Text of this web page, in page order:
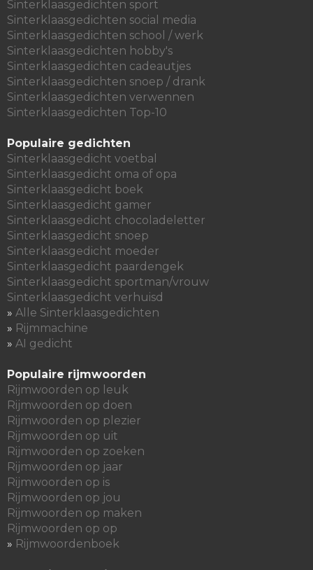
Sinterklaasgedichten sport
Sinterklaasgedichten social media
Sinterklaasgedichten school / werk
Sinterklaasgedichten hobby's
Sinterklaasgedichten cadeautjes
Sinterklaasgedichten snoep / drank
Sinterklaasgedichten verwennen
Sinterklaasgedichten Top-10
Populaire gedichten
Sinterklaasgedicht voetbal
Sinterklaasgedicht oma of opa
Sinterklaasgedicht boek
Sinterklaasgedicht gamer
Sinterklaasgedicht chocoladeletter
Sinterklaasgedicht snoep
Sinterklaasgedicht moeder
Sinterklaasgedicht paardengek
Sinterklaasgedicht sportman/vrouw
Sinterklaasgedicht verhuisd
» Alle Sinterklaasgedichten
» Rijmmachine
» AI gedicht
Populaire rijmwoorden
Rijmwoorden op leuk
Rijmwoorden op doen
Rijmwoorden op plezier
Rijmwoorden op uit
Rijmwoorden op zoeken
Rijmwoorden op jaar
Rijmwoorden op is
Rijmwoorden op jou
Rijmwoorden op maken
Rijmwoorden op op
» Rijmwoordenboek